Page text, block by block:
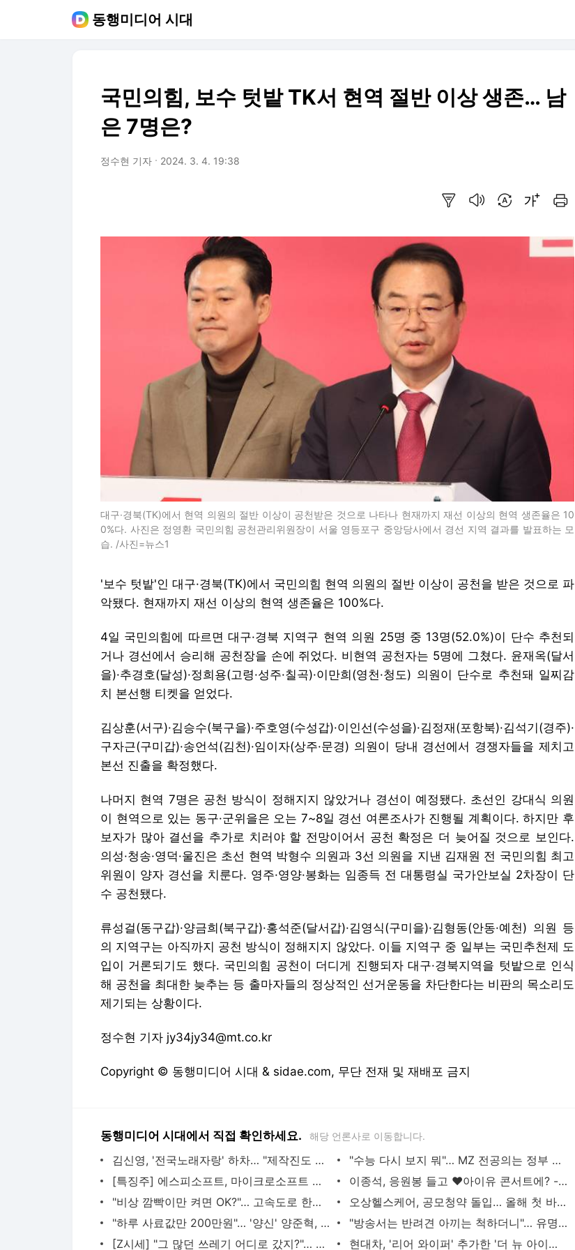
동행미디어 시대
국민의힘, 보수 텃밭 TK서 현역 절반 이상 생존… 남
은 7명은?
정수현 기자 2024. 3. 4. 19:38
대구·경북(TK)에서 현역 의원의 절반 이상이 공천받은 것으로 나타나 현재까지 재선 이상의 현역 생존율은 10
0%다. 사진은 정영환 국민의힘 공천관리위원장이 서울 영등포구 중앙당사에서 경선 지역 결과를 발표하는 모
습. /사진=뉴스1
'보수 텃밭'인 대구·경북(TK)에서 국민의힘 현역 의원의 절반 이상이 공천을 받은 것으로 파
악됐다. 현재까지 재선 이상의 현역 생존율은 100%다.
4일 국민의힘에 따르면 대구·경북 지역구 현역 의원 25명 중 13명(52.0%)이 단수 추천되
거나 경선에서 승리해 공천장을 손에 쥐었다. 비현역 공천자는 5명에 그쳤다. 윤재옥(달서
을)·추경호(달성)·정희용(고령·성주·칠곡)·이만희(영천·청도) 의원이 단수로 추천돼 일찌감
치 본선행 티켓을 얻었다.
김상훈(서구)·김승수(북구을)·주호영(수성갑)·이인선(수성을)·김정재(포항북)·김석기(경주)·
구자근(구미갑)·송언석(김천)·임이자(상주·문경) 의원이 당내 경선에서 경쟁자들을 제치고
본선 진출을 확정했다.
나머지 현역 7명은 공천 방식이 정해지지 않았거나 경선이 예정됐다. 초선인 강대식 의원
이 현역으로 있는 동구·군위을은 오는 7~8일 경선 여론조사가 진행될 계획이다. 하지만 후
보자가 많아 결선을 추가로 치러야 할 전망이어서 공천 확정은 더 늦어질 것으로 보인다.
의성·청송·영덕·울진은 초선 현역 박형수 의원과 3선 의원을 지낸 김재원 전 국민의힘 최고
위원이 양자 경선을 치룬다. 영주·영양·봉화는 임종득 전 대통령실 국가안보실 2차장이 단
수 공천됐다.
류성걸(동구갑)·양금희(북구갑)·홍석준(달서갑)·김영식(구미을)·김형동(안동·예천) 의원 등
의 지역구는 아직까지 공천 방식이 정해지지 않았다. 이들 지역구 중 일부는 국민추천제 도
입이 거론되기도 했다. 국민의힘 공천이 더디게 진행되자 대구·경북지역을 텃밭으로 인식
해 공천을 최대한 늦추는 등 출마자들의 정상적인 선거운동을 차단한다는 비판의 목소리도
제기되는 상황이다.
정수현 기자 jy34jy34@mt.co.kr
Copyright © 동행미디어 시대 & sidae.com, 무단 전재 및 재배포 금지
동행미디어 시대에서 직접 확인하세요. 해당 언론사로 이동합니다.
김신영, '전국노래자랑' 하차… "제작진도 당황" - 머니S
"수능 다시 보지 뭐"… MZ 전공의는 정부 압박에 '콧방귀' - 머니S
[특징주] 에스피소프트, 마이크로소프트 챗GPT 적용 가상 OS 개발 부각 상한가 - 머니S
이종석, 응원봉 들고 ♥아이유 콘서트에? - 머니S
"비상 깜빡이만 켜면 OK?"… 고속도로 한복판서 정차한 여성들 - 머니S
오상헬스케어, 공모청약 돌입… 올해 첫 바이오 IPO 흥행할까 - 머니S
"하루 사료값만 200만원"… '양신' 양준혁, 연 매출 30억? - 머니S
"방송서는 반려견 아끼는 척하더니"… 유명연예인 누구? - 머니S
[Z시세] "그 많던 쓰레기 어디로 갔지?"… 골목관리소의 등장 - 머니S
현대차, '리어 와이퍼' 추가한 '더 뉴 아이오닉 5' 출시 - 머니S